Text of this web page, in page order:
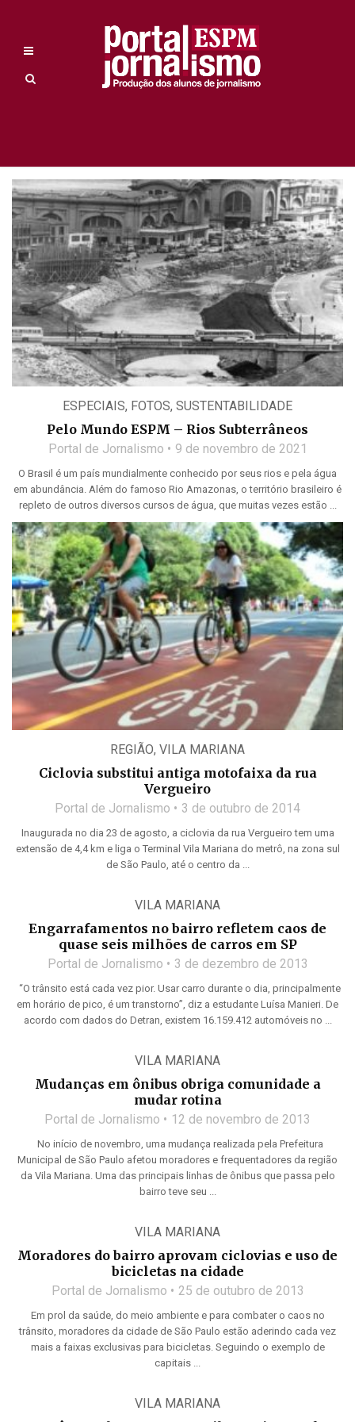
ESPECIAIS, FOTOS, SUSTENTABILIDADE
Pelo Mundo ESPM – Rios Subterrâneos
Portal de Jornalismo 9 de novembro de 2021
O Brasil é um país mundialmente conhecido por seus rios e pela água
em abundância. Além do famoso Rio Amazonas, o território brasileiro é
repleto de outros diversos cursos de água, que muitas vezes estão ...
REGIÃO, VILA MARIANA
Ciclovia substitui antiga motofaixa da rua
Vergueiro
Portal de Jornalismo 3 de outubro de 2014
Inaugurada no dia 23 de agosto, a ciclovia da rua Vergueiro tem uma
extensão de 4,4 km e liga o Terminal Vila Mariana do metrô, na zona sul
de São Paulo, até o centro da ...
VILA MARIANA
Engarrafamentos no bairro refletem caos de
quase seis milhões de carros em SP
Portal de Jornalismo 3 de dezembro de 2013
“O trânsito está cada vez pior. Usar carro durante o dia, principalmente
em horário de pico, é um transtorno”, diz a estudante Luísa Manieri. De
acordo com dados do Detran, existem 16.159.412 automóveis no ...
VILA MARIANA
Mudanças em ônibus obriga comunidade a
mudar rotina
Portal de Jornalismo 12 de novembro de 2013
No início de novembro, uma mudança realizada pela Prefeitura
Municipal de São Paulo afetou moradores e frequentadores da região
da Vila Mariana. Uma das principais linhas de ônibus que passa pelo
bairro teve seu ...
VILA MARIANA
Moradores do bairro aprovam ciclovias e uso de
bicicletas na cidade
Portal de Jornalismo 25 de outubro de 2013
Em prol da saúde, do meio ambiente e para combater o caos no
trânsito, moradores da cidade de São Paulo estão aderindo cada vez
mais a faixas exclusivas para bicicletas. Seguindo o exemplo de
capitais ...
VILA MARIANA